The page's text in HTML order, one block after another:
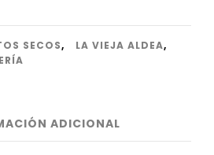
SECOS, LA VIEJA ALDEA,
ADICIONAL